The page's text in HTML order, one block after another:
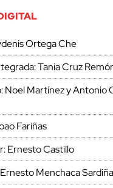
Ortega Che
Tania Cruz
Noel Martínez y Antonio
Fariñas
Ernesto Castillo
Menchaca